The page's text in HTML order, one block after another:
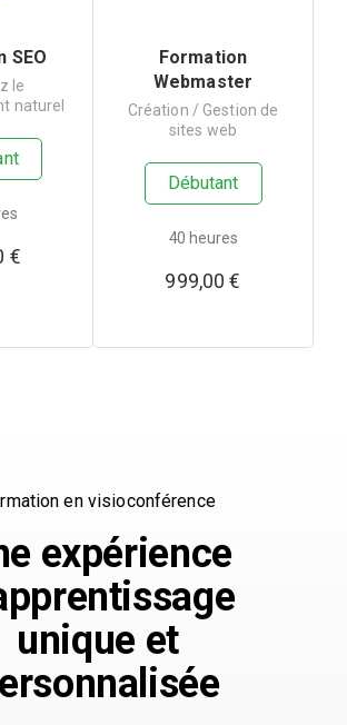
SEO
le
naturel
€
Formation
Webmaster
Création / Gestion de
sites web
Débutant
40 heures
999,00 €
en visioconférence
expérience
unique et